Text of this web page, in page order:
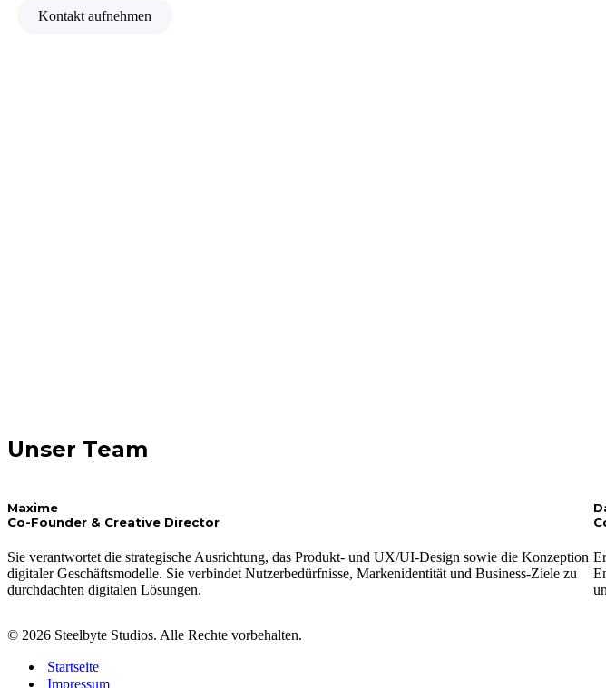
Kontakt aufnehmen
Unser Team
Maxime
Co-Founder & Creative Director
Sie verantwortet die strategische Ausrichtung, das Produkt- und UX/UI-Design sowie die Konzeption
digitaler Geschäftsmodelle. Sie verbindet Nutzerbedürfnisse, Markenidentität und Business-Ziele zu
durchdachten digitalen Lösungen.
© 2026 Steelbyte Studios. Alle Rechte vorbehalten.
Startseite
Impressum